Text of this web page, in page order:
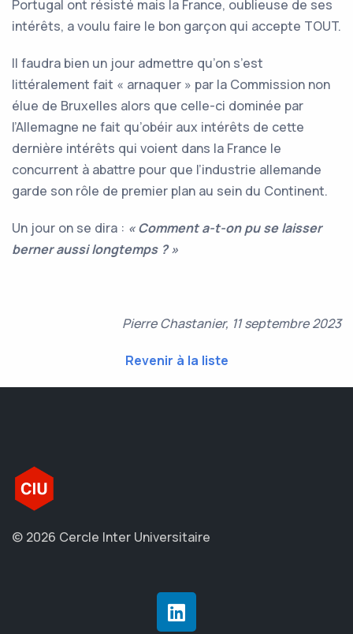
Portugal ont résisté mais la France, oublieuse de ses
intérêts, a voulu faire le bon garçon qui accepte TOUT.
Il faudra bien un jour admettre qu’on s’est
littéralement fait « arnaquer » par la Commission non
élue de Bruxelles alors que celle-ci dominée par
l’Allemagne ne fait qu’obéir aux intérêts de cette
dernière intérêts qui voient dans la France le
concurrent à abattre pour que l’industrie allemande
garde son rôle de premier plan au sein du Continent.
Un jour on se dira : « Comment a-t-on pu se laisser
berner aussi longtemps ? »
Pierre Chastanier, 11 septembre2023
Revenir à la liste
© 2026 Cercle Inter Universitaire